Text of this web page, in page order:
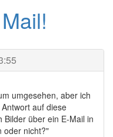
umgesehen, aber ich
auf diese
Bilder über ein E-Mail in
oder nicht?"